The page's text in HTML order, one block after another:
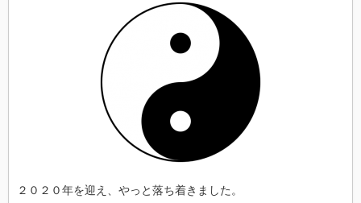
２０２０年を迎え、やっと落ち着きました。